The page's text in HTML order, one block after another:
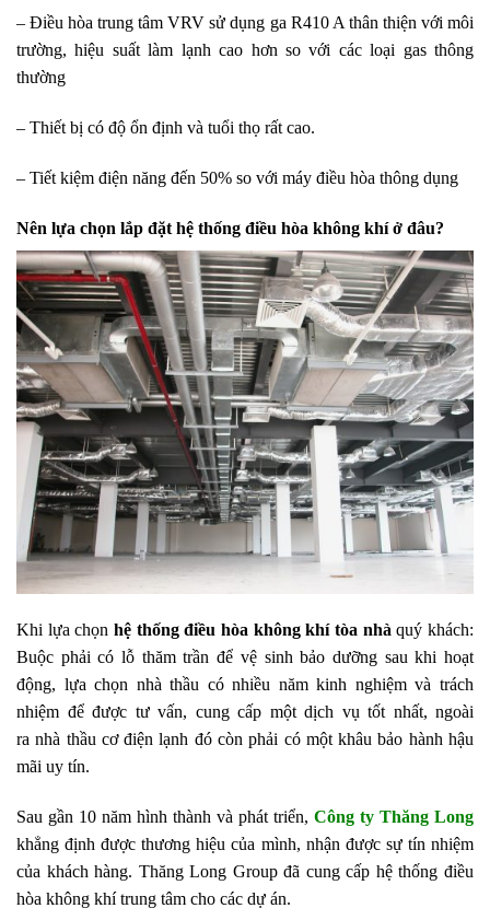
– Điều hòa trung tâm VRV sử dụng ga R410 A thân thiện với môi
trường, hiệu suất làm lạnh cao hơn so với các loại gas thông
thường
– Thiết bị có độ ổn định và tuổi thọ rất cao.
– Tiết kiệm điện năng đến 50% so với máy điều hòa thông dụng
Nên lựa chọn lắp đặt hệ thống điều hòa không khí ở đâu?
Khi lựa chọn hệ thống điều hòa không khí tòa nhà quý khách:
Buộc phải có lỗ thăm trần để vệ sinh bảo dưỡng sau khi hoạt
động, lựa chọn nhà thầu có nhiều năm kinh nghiệm và trách
nhiệm để được tư vấn, cung cấp một dịch vụ tốt nhất, ngoài
ra nhà thầu cơ điện lạnh đó còn phải có một khâu bảo hành hậu
mãi uy tín.
Sau gần 10 năm hình thành và phát triển, Công ty Thăng Long
khẳng định được thương hiệu của mình, nhận được sự tín nhiệm
của khách hàng. Thăng Long Group đã cung cấp hệ thống điều
hòa không khí trung tâm cho các dự án.